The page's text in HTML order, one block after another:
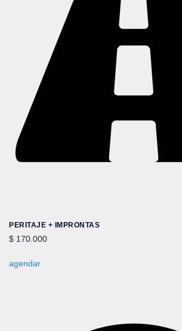
PERITAJE + IMPRONTAS
$ 170.000
agendar